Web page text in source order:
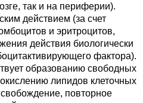
так и на периферии).
действием (за счет
и эритроцитов,
действия биологически
фактора).
образованию свободных
липидов клеточных
повторное